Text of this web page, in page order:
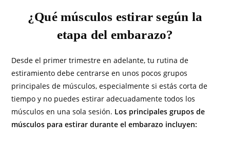
¿Qué músculos estirar según la
etapa del embarazo?
Desde el primer trimestre en adelante, tu rutina de
estiramiento debe centrarse en unos pocos grupos
principales de músculos, especialmente si estás corta de
tiempo y no puedes estirar adecuadamente todos los
músculos en una sola sesión. Los principales grupos de
músculos para estirar durante el embarazo incluyen: